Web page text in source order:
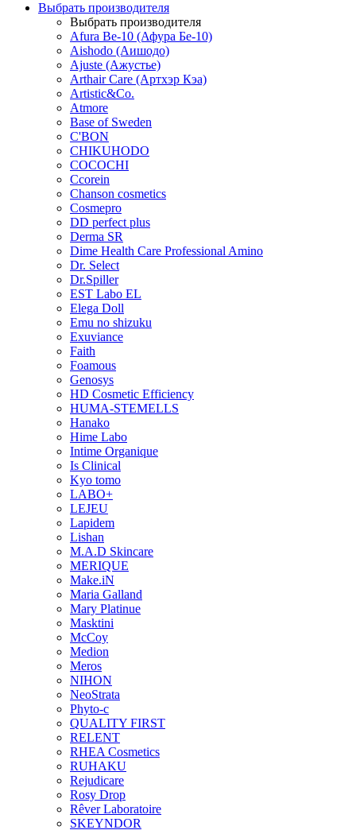
Выбрать производителя
Выбрать производителя
Afura Be-10 (Афура Бе-10)
Aishodo (Аишодо)
Ajuste (Ажустье)
Arthair Care (Артхэр Кэа)
Artistic&Co.
Atmore
Base of Sweden
C'BON
CHIKUHODO
COCOCHI
Ccorein
Chanson cosmetics
Cosmepro
DD perfect plus
Derma SR
Dime Health Care Professional Amino
Dr. Select
Dr.Spiller
EST Labo EL
Elega Doll
Emu no shizuku
Exuviance
Faith
Foamous
Genosys
HD Cosmetic Efficiency
HUMA-STEMELLS
Hanako
Hime Labo
Intime Organique
Is Clinical
Kyo tomo
LABO+
LEJEU
Lapidem
Lishan
M.A.D Skincare
MERIQUE
Make.iN
Maria Galland
Mary Platinue
Masktini
McCoy
Medion
Meros
NIHON
NeoStrata
Phyto-c
QUALITY FIRST
RELENT
RHEA Cosmetics
RUHAKU
Rejudicare
Rosy Drop
Rêver Laboratoire
SKEYNDOR